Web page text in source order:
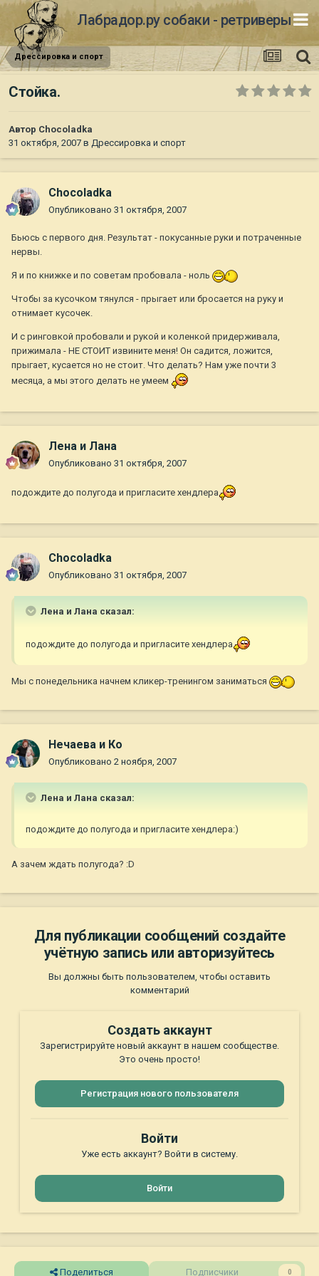
Лабрадор.ру собаки - ретриверы
Дрессировка и спорт
Стойка.
Автор Chocoladka
31 октября, 2007 в Дрессировка и спорт
Chocoladka
Опубликовано 31 октября, 2007
Бьюсь с первого дня. Результат - покусанные руки и потраченные
нервы.
Я и по книжке и по советам пробовала - ноль
Чтобы за кусочком тянулся - прыгает или бросается на руку и
отнимает кусочек.
И с ринговкой пробовали и рукой и коленкой придерживала,
прижимала - НЕ СТОИТ извините меня! Он садится, ложится,
прыгает, кусается но не стоит. Что делать? Нам уже почти 3
месяца, а мы этого делать не умеем
Лена и Лана
Опубликовано 31 октября, 2007
подождите до полугода и пригласите хендлера
Chocoladka
Опубликовано 31 октября, 2007
Лена и Лана сказал:
подождите до полугода и пригласите хендлера
Мы с понедельника начнем кликер-тренингом заниматься
Нечаева и Ко
Опубликовано 2 ноября, 2007
Лена и Лана сказал:
подождите до полугода и пригласите хендлера:)
А зачем ждать полугода? :D
Для публикации сообщений создайте
учётную запись или авторизуйтесь
Вы должны быть пользователем, чтобы оставить
комментарий
Создать аккаунт
Зарегистрируйте новый аккаунт в нашем сообществе.
Это очень просто!
Регистрация нового пользователя
Войти
Уже есть аккаунт? Войти в систему.
Войти
Поделиться Подписчики 0